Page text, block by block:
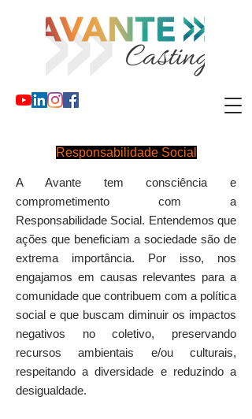
Responsabilidade Social
A Avante tem consciência e
comprometimento com a
Responsabilidade Social. Entendemos que
ações que beneficiam a sociedade são de
extrema importância. Por isso, nos
engajamos em causas relevantes para a
comunidade que contribuem com a política
social e que buscam diminuir os impactos
negativos no coletivo, preservando
recursos ambientais e/ou culturais,
respeitando a diversidade e reduzindo a
desigualdade.